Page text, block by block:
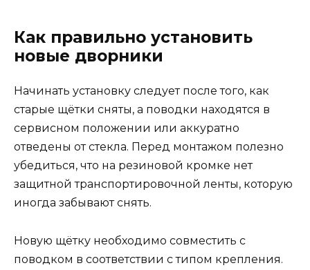
Как правильно установить
новые дворники
Начинать установку следует после того, как
старые щётки сняты, а поводки находятся в
сервисном положении или аккуратно
отведены от стекла. Перед монтажом полезно
убедиться, что на резиновой кромке нет
защитной транспортировочной ленты, которую
иногда забывают снять.
Новую щётку необходимо совместить с
поводком в соответствии с типом крепления.